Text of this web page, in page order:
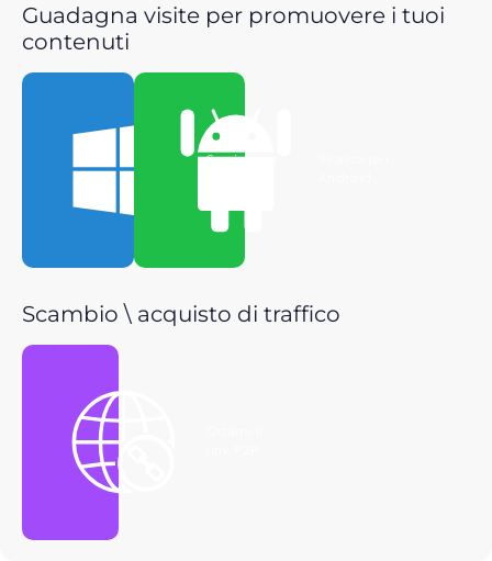
Guadagna visite per promuovere i tuoi
contenuti
Scarica per
Scambio \ acquisto di traffico